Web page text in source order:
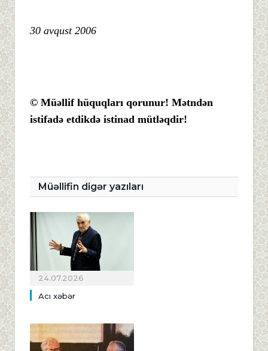
30 avqust 2006
© Müəllif hüquqları qorunur! Mətndən
istifadə etdikdə istinad mütləqdir!
Müəllifin digər yazıları
24.07.2026
Acı xəbər